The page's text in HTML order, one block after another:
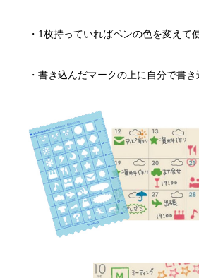
・1枚持っていればペンの色を変えて
・書き込んだマークの上に自分で書き